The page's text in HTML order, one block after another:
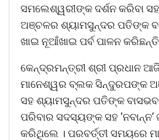
ସମଲେଶ୍ୱରୀଙ୍କ ଦର୍ଶନ କରିବା
ଅଞ୍ଚଳର ଶ୍ୟାମସୁନ୍ଦର ପତିଙ୍କ
ଖାଇ ନୂଆଁଖାଇ ପର୍ବ ପାଳନ କରିଛନ୍ତି
କେନ୍ଦ୍ରମନ୍ତ୍ରୀ ଶ୍ରୀ ପ୍ରଧାନ
ମାନେଶ୍ୱର ବ୍ଲକ ସିନ୍ଦୁରପଙ୍କ
ସହ ଶ୍ୟାମସୁନ୍ଦର ପତିଙ୍କ
ପରିବାର ସଦସ୍ୟଙ୍କ ସହ
କରିଥିଲେ । ପରବର୍ତ୍ତୀ ସମୟରେ